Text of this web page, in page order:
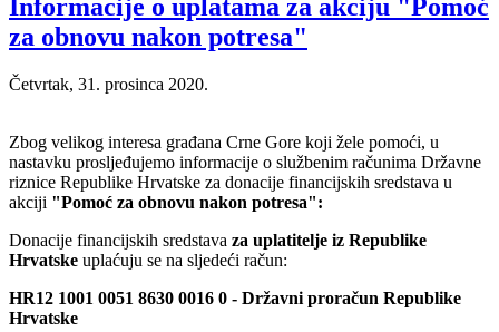
Informacije o uplatama za akciju "Pomoć
za obnovu nakon potresa"
Četvrtak, 31. prosinca 2020.
Zbog velikog interesa građana Crne Gore koji žele pomoći, u
nastavku prosljeđujemo informacije o službenim računima Državne
riznice Republike Hrvatske za donacije financijskih sredstava u
akciji "Pomoć za obnovu nakon potresa":
Donacije financijskih sredstava za uplatitelje iz Republike
Hrvatske uplaćuju se na sljedeći račun:
HR12 1001 0051 8630 0016 0 - Državni proračun Republike
Hrvatske